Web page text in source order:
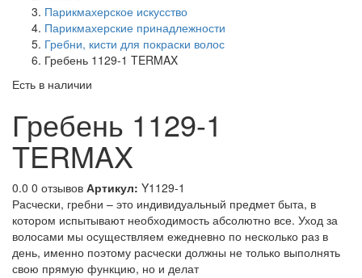
Парикмахерское искусство
Парикмахерские принадлежности
Гребни, кисти для покраски волос
Гребень 1129-1 TERMAX
Есть в наличии
Гребень 1129-1
TERMAX
0.0 0 отзывов Артикул: Y1129-1
Расчески, гребни – это индивидуальный предмет быта, в
котором испытывают необходимость абсолютно все. Уход за
волосами мы осуществляем ежедневно по несколько раз в
день, именно поэтому расчески должны не только выполнять
свою прямую функцию, но и делат